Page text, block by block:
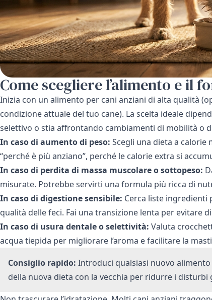
Come scegliere l’alimento e il
Inizia con un alimento per cani anziani di alta qualità
condizione attuale del tuo cane). La scelta ideale
selettivo o stia affrontando cambiamenti di mobilità o
In caso di aumento di peso: Scegli una dieta a calorie
“perché è più anziano”, perché le calorie extra si
In caso di perdita di massa muscolare o sottopeso:
misurate. Potrebbe servirti una formula più ricca di
In caso di digestione sensibile: Cerca liste
qualità delle feci. Fai una transizione lenta per evitare
In caso di usura dentale o selettività: Valuta
acqua tiepida per migliorare l’aroma e facilitare la
Consiglio rapido: Introduci qualsiasi nuovo
della nuova dieta con la vecchia per ridurre i